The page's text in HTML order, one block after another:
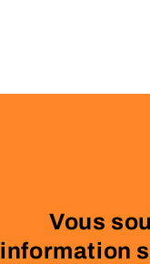
Vous
information